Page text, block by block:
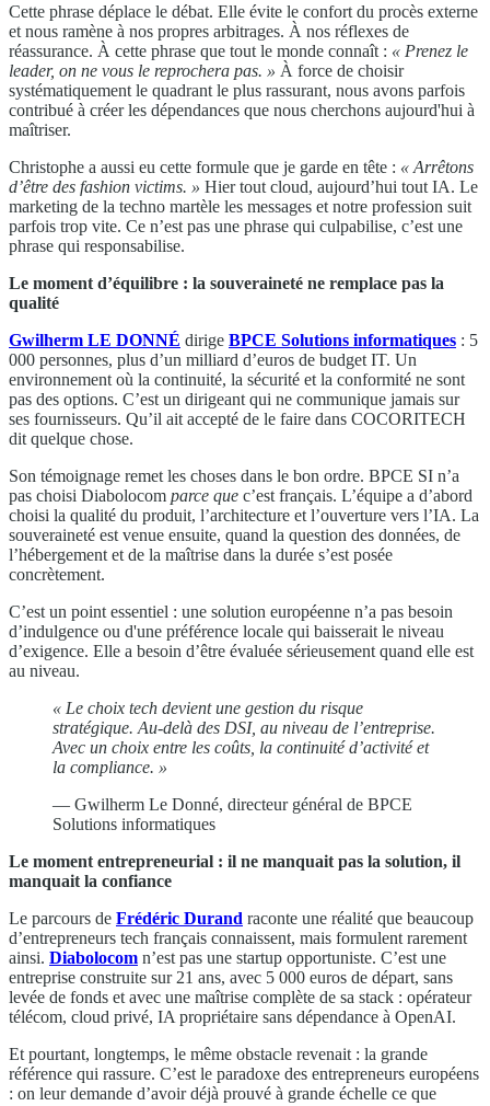
Cette phrase déplace le débat. Elle évite le confort du procès externe
et nous ramène à nos propres arbitrages. À nos réflexes de
réassurance. À cette phrase que tout le monde connaît : « Prenez le
leader, on ne vous le reprochera pas. » À force de choisir
systématiquement le quadrant le plus rassurant, nous avons parfois
contribué à créer les dépendances que nous cherchons aujourd'hui à
maîtriser.
Christophe a aussi eu cette formule que je garde en tête : « Arrêtons
d’être des fashion victims. » Hier tout cloud, aujourd’hui tout IA. Le
marketing de la techno martèle les messages et notre profession suit
parfois trop vite. Ce n’est pas une phrase qui culpabilise, c’est une
phrase qui responsabilise.
Le moment d’équilibre : la souveraineté ne remplace pas la
qualité
Gwilherm LE DONNÉ dirige BPCE Solutions informatiques : 5
000 personnes, plus d’un milliard d’euros de budget IT. Un
environnement où la continuité, la sécurité et la conformité ne sont
pas des options. C’est un dirigeant qui ne communique jamais sur
ses fournisseurs. Qu’il ait accepté de le faire dans COCORITECH
dit quelque chose.
Son témoignage remet les choses dans le bon ordre. BPCE SI n’a
pas choisi Diabolocom parce que c’est français. L’équipe a d’abord
choisi la qualité du produit, l’architecture et l’ouverture vers l’IA. La
souveraineté est venue ensuite, quand la question des données, de
l’hébergement et de la maîtrise dans la durée s’est posée
concrètement.
C’est un point essentiel : une solution européenne n’a pas besoin
d’indulgence ou d'une préférence locale qui baisserait le niveau
d’exigence. Elle a besoin d’être évaluée sérieusement quand elle est
au niveau.
« Le choix tech devient une gestion du risque
stratégique. Au-delà des DSI, au niveau de l’entreprise.
Avec un choix entre les coûts, la continuité d’activité et
la compliance. »
— Gwilherm Le Donné, directeur général de BPCE
Solutions informatiques
Le moment entrepreneurial : il ne manquait pas la solution, il
manquait la confiance
Le parcours de Frédéric Durand raconte une réalité que beaucoup
d’entrepreneurs tech français connaissent, mais formulent rarement
ainsi. Diabolocom n’est pas une startup opportuniste. C’est une
entreprise construite sur 21 ans, avec 5 000 euros de départ, sans
levée de fonds et avec une maîtrise complète de sa stack : opérateur
télécom, cloud privé, IA propriétaire sans dépendance à OpenAI.
Et pourtant, longtemps, le même obstacle revenait : la grande
référence qui rassure. C’est le paradoxe des entrepreneurs européens
: on leur demande d’avoir déjà prouvé à grande échelle ce que